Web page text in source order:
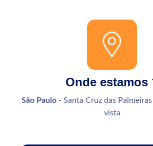
Onde estamos
São Paulo- Santa Cruz das Palmeiras
vista